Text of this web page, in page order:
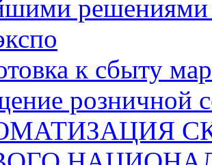
решениями
к сбыту
розничной